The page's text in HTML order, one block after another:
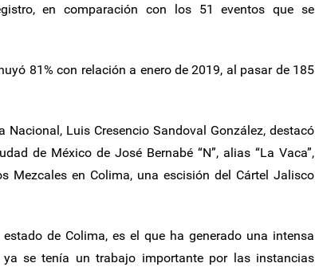
en comparación con los 51 eventos que se
81% con relación a enero de 2019, al pasar de 185
Nacional, Luis Cresencio Sandoval González, destacó
de México de José Bernabé “N”, alias “La Vaca”,
Mezcales en Colima, una escisión del Cártel Jalisco
de Colima, es el que ha generado una intensa
se tenía un trabajo importante por las instancias